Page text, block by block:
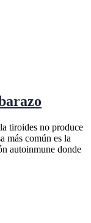
tiroides no produce
más común es la
autoinmune donde